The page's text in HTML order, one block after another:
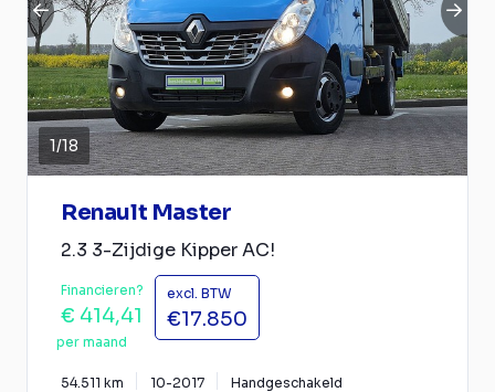
1/18
Renault Master
2.3 3-Zijdige Kipper AC!
Financieren?
€ 414,41
per maand
excl. BTW
€17.850
54.511 km 10-2017 Handgeschakeld